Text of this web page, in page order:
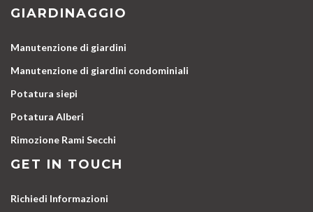
GIARDINAGGIO
Manutenzione di giardini
Manutenzione di giardini condominiali
Potatura siepi
Potatura Alberi
Rimozione Rami Secchi
GET IN TOUCH
Richiedi Informazioni